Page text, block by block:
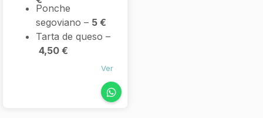
Ponche
segoviano – 5 €
Tarta de queso –
4,50 €
4,70 €
Ver